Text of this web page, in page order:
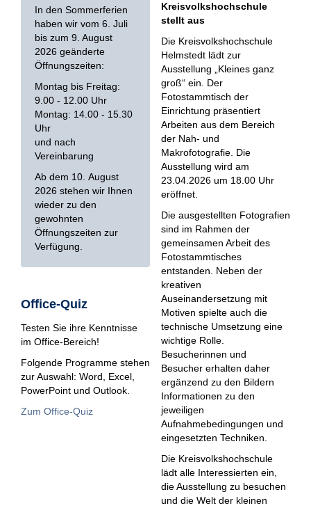
In den Sommerferien
haben wir vom 6. Juli
bis zum 9. August
2026 geänderte
Öffnungszeiten:
Montag bis Freitag:
9.00 - 12.00 Uhr
Montag: 14.00 - 15.30
Uhr
und nach
Vereinbarung
Ab dem 10. August
2026 stehen wir Ihnen
wieder zu den
gewohnten
Öffnungszeiten zur
Verfügung.
Office-Quiz
Testen Sie ihre Kenntnisse
im Office-Bereich!
Folgende Programme stehen
zur Auswahl: Word, Excel,
PowerPoint und Outlook.
Zum Office-Quiz
Kreisvolkshochschule
stellt aus
Die Kreisvolkshochschule
Helmstedt lädt zur
Ausstellung „Kleines ganz
groß“ ein. Der
Fotostammtisch der
Einrichtung präsentiert
Arbeiten aus dem Bereich
der Nah- und
Makrofotografie. Die
Ausstellung wird am
23.04.2026 um 18.00 Uhr
eröffnet.
Die ausgestellten Fotografien
sind im Rahmen der
gemeinsamen Arbeit des
Fotostammtisches
entstanden. Neben der
kreativen
Auseinandersetzung mit
Motiven spielte auch die
technische Umsetzung eine
wichtige Rolle.
Besucherinnen und
Besucher erhalten daher
ergänzend zu den Bildern
Informationen zu den
jeweiligen
Aufnahmebedingungen und
eingesetzten Techniken.
Die Kreisvolkshochschule
lädt alle Interessierten ein,
die Ausstellung zu besuchen
und die Welt der kleinen